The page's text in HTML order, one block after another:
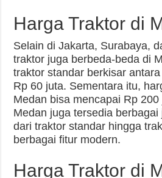
Harga Traktor di
Selain di Jakarta, Surabaya,
traktor juga berbeda-beda di
traktor standar berkisar
Rp 60 juta. Sementara itu,
Medan bisa mencapai Rp
Medan juga tersedia berbagai
dari traktor standar hingga
berbagai fitur modern.
Harga Traktor di